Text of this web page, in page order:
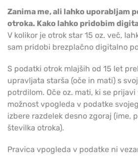
Zanima me, ali lahko uporabljam
otroka. Kako lahko pridobim
V kolikor je otrok star 15 oz. več,
sam pridobi brezplačno digitalno
S podatki otrok mlajših od 15 let
upravljata starša (oče in mati) s
potrdilom. Oče oz. mati, ki se
možnost vpogleda v podatke
izbere razdelek desno zgoraj (ime,
številka otroka).
Pravica vpogleda v podatke ni